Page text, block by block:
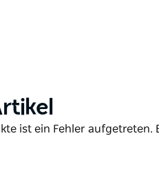
für Kleinkinder, eine
mit einer mobilen Treppe
ist ein Fehler